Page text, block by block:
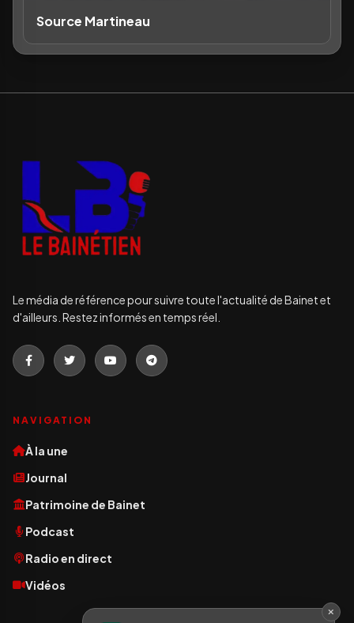
Source Martineau
Le média de référence pour suivre toute l'actualité de Bainet et
d'ailleurs. Restez informés en temps réel.
NAVIGATION
À la une
Journal
Patrimoine de Bainet
Podcast
Radio en direct
Vidéos